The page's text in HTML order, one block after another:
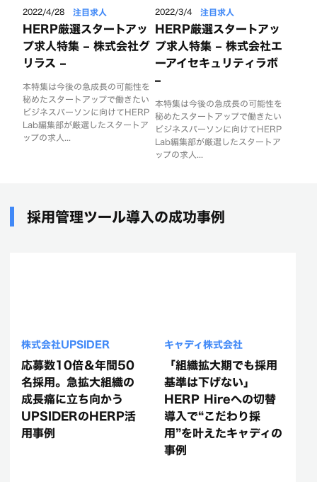
2022/4/28 注目求人
HERP厳選スタートアッ
プ求人特集 – 株式会社グ
リラス –
本特集は今後の急成長の可能性を
秘めたスタートアップで働きたい
ビジネスパーソンに向けてHERP
Lab編集部が厳選したスタートア
ップの求人...
2022/3/4 注目求人
HERP厳選スタートアッ
プ求人特集 – 株式会社エ
ーアイセキュリティラボ
–
本特集は今後の急成長の可能性を
秘めたスタートアップで働きたい
ビジネスパーソンに向けてHERP
Lab編集部が厳選したスタートア
ップの求人...
採用管理ツール導入の成功事例
株式会社UPSIDER
応募数10倍＆年間50
名採用。急拡大組織の
成長痛に立ち向かう
UPSIDERのHERP活
用事例
キャディ株式会社
「組織拡大期でも採用
基準は下げない」
HERP Hireへの切替
導入で“こだわり採
用”を叶えたキャディの
事例